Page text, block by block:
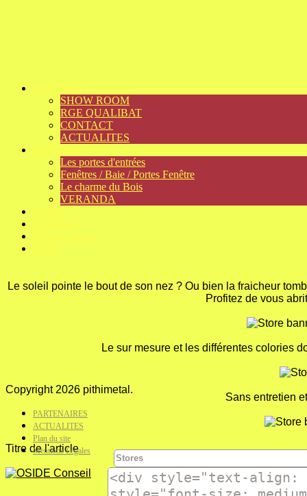
SHOW ROOM
RGE QUALIBAT
CONTACT
ACTUALITES
Les portes d'entrées
Fenêtres / Baie / Portes Fenêtre
Le charme du Bois
VERANDA
Le soleil pointe le bout de son nez ? Ou bien la fraicheur
Profitez de vous
Le sur mesure et les différentes colories
Sans entretien
Titre de l'article
Copyright 2026 pithimetal.
PARTENAIRES
ACTUALITES
Plan du site
Mentions Légales